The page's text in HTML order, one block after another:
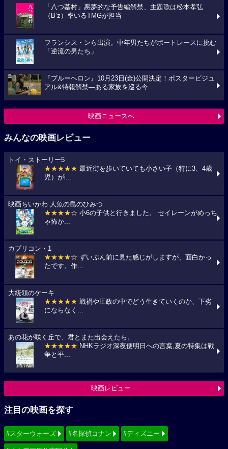
「八つ墓村」悪夢的な予告編解禁、主題歌は松本孝弘
（B’z）率いるTMGが担当
フランシス・ンら出演。中年男たちがボートレースに挑む
「逆流の男たち」
『ブルーヘロン』10月23日(金)公開決定！ポスタービジュ
アル&特報解禁―ある家族を巡る今...
映画ニュースへ
みんなの映画レビュー
トイ・ストーリー5
★★★★★ 最近街を歩いていても小さい子（特に3、4歳
児）がi...
映画ちいかわ 人魚の島のひみつ
★★★★☆ 小6の子供と行きました。 セイレーンがめっち
ゃ怖か...
カプリコン・1
★★★★☆ ずいぶん前に見た感じがしますが、面白かっ
たです。作...
大統領のケーキ
★★★★★ 戦禍や圧政の中でどう生きていくのか、下劣
にならなく...
あの花が咲く丘で、君とまた出会えたら。
★★★★★ NHKラジオ深夜便明日への言葉,夏の特集は戦
争と平...
映画レビュー
注目の映画を探す
#スターウォーズ #名探偵コナン #ディズニー